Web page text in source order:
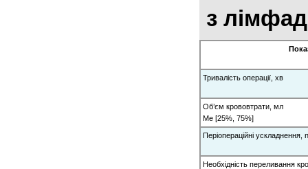
з
Тривалість операції, хв
Об’єм крововтрати, мл
Me [25%, 75%]
Періопераційні ускладнення,
Необхідність переливання